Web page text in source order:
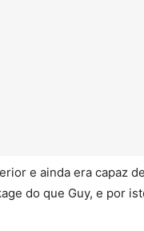
e ainda era capaz
do que Guy, e por